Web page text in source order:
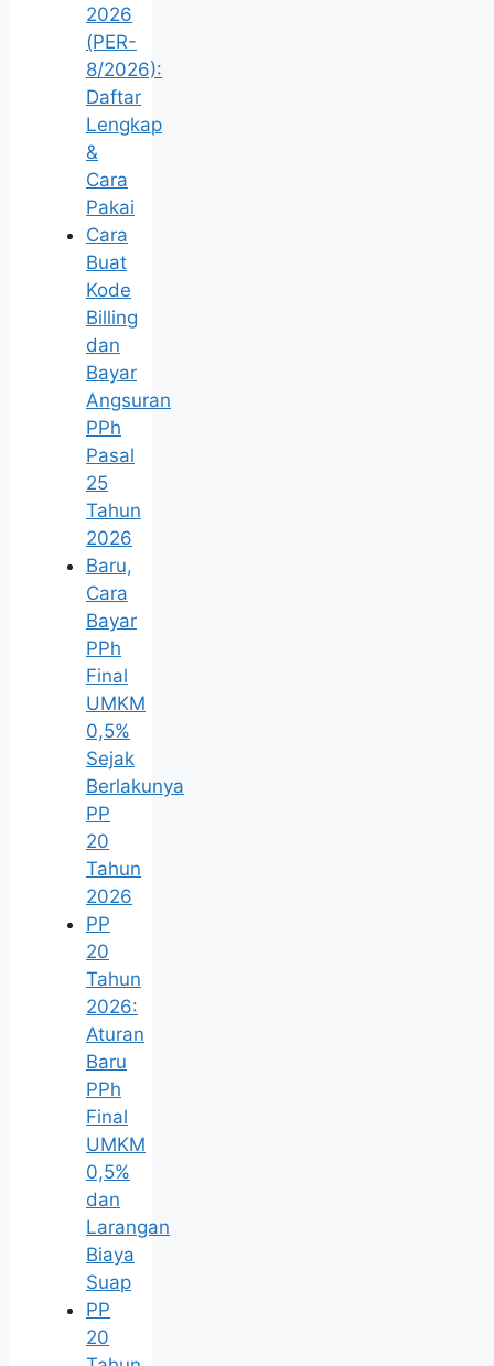
2026
(PER-
8/2026):
Daftar
Lengkap
&
Cara
Pakai
Cara
Buat
Kode
Billing
dan
Bayar
Angsuran
PPh
Pasal
25
Tahun
2026
Baru,
Cara
Bayar
PPh
Final
UMKM
0,5%
Sejak
Berlakunya
PP
20
Tahun
2026
PP
20
Tahun
2026:
Aturan
Baru
PPh
Final
UMKM
0,5%
dan
Larangan
Biaya
Suap
PP
20